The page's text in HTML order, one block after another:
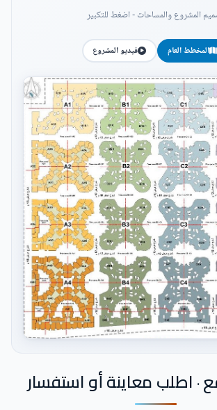
المشروع والمساحات - اضغط للتكبير
المخطط العام فيديو المشروع
· اطلب معاينة أو استفسار